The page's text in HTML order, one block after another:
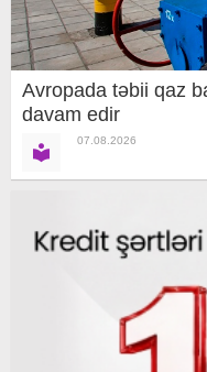
Avropada təbii qaz
davam edir
07.08.2026